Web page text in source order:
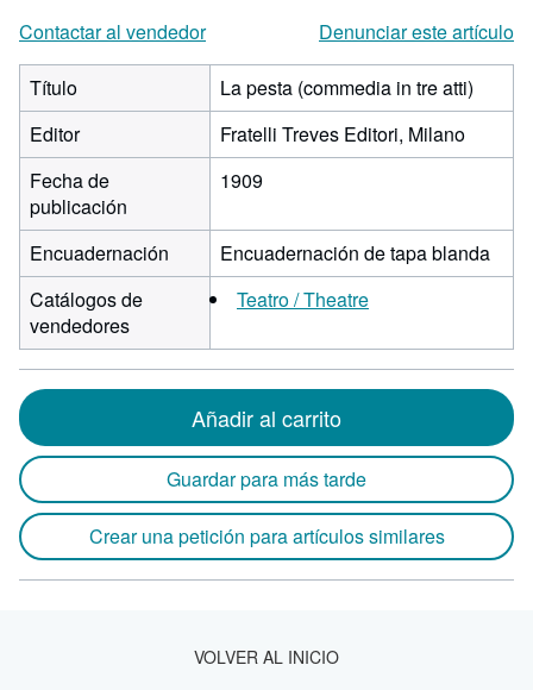
Contactar al vendedor
Denunciar este artículo
Título
La pesta (commedia in tre atti)
Editor
Fratelli Treves Editori, Milano
Fecha de
publicación
1909
Encuadernación
Encuadernación de tapa blanda
Catálogos de
vendedores
Teatro / Theatre
Añadir al carrito
Guardar para más tarde
Crear una petición para artículos similares
VOLVER AL INICIO